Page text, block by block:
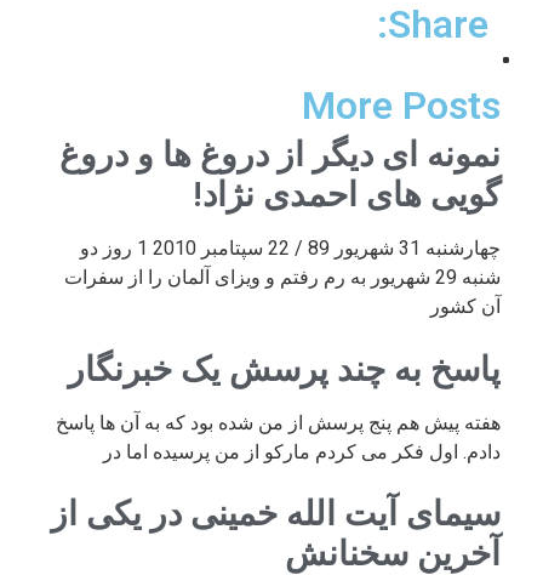
Share:
More Posts
نمونه ای دیگر از دروغ ها و دروغ
گویی های احمدی نژاد!
چهارشنبه 31 شهریور 89 / 22 سپتامبر 2010 1 روز دو
شنبه 29 شهریور به رم رفتم و ویزای آلمان را از سفرات
آن کشور
پاسخ به چند پرسش یک خبرنگار
هفته پیش هم پنج پرسش از من شده بود که به آن ها پاسخ
دادم. اول فکر می کردم مارکو از من پرسیده اما در
سیمای آیت الله خمینی در یکی از
آخرین سخنانش